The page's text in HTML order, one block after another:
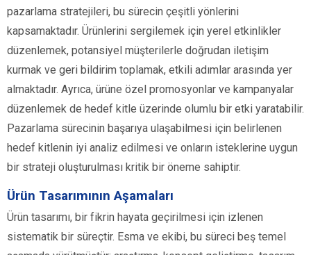
pazarlama stratejileri, bu sürecin çeşitli yönlerini
kapsamaktadır. Ürünlerini sergilemek için yerel etkinlikler
düzenlemek, potansiyel müşterilerle doğrudan iletişim
kurmak ve geri bildirim toplamak, etkili adımlar arasında yer
almaktadır. Ayrıca, ürüne özel promosyonlar ve kampanyalar
düzenlemek de hedef kitle üzerinde olumlu bir etki yaratabilir.
Pazarlama sürecinin başarıya ulaşabilmesi için belirlenen
hedef kitlenin iyi analiz edilmesi ve onların isteklerine uygun
bir strateji oluşturulması kritik bir öneme sahiptir.
Ürün Tasarımının Aşamaları
Ürün tasarımı, bir fikrin hayata geçirilmesi için izlenen
sistematik bir süreçtir. Esma ve ekibi, bu süreci beş temel